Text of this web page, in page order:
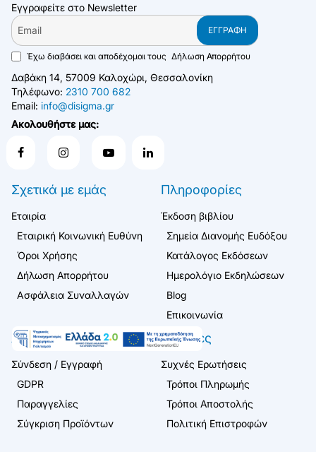
Εγγραφείτε στο Newsletter
Email
ΕΓΓΡΑΦΉ
Έχω διαβάσει και αποδέχομαι τους Δήλωση Απορρήτου
Δαβάκη 14, 57009 Καλοχώρι, Θεσσαλονίκη
Τηλέφωνο: 2310 700 682
Email: info@disigma.gr
Ακολουθήστε μας:
Σχετικά με εμάς
Εταιρία
Εταιρική Κοινωνική Ευθύνη
Όροι Χρήσης
Δήλωση Απορρήτου
Ασφάλεια Συναλλαγών
Πληροφορίες
Έκδοση βιβλίου
Σημεία Διανομής Ευδόξου
Κατάλογος Εκδόσεων
Ημερολόγιο Εκδηλώσεων
Blog
Επικοινωνία
Λογαριασμός
Σύνδεση / Εγγραφή
GDPR
Παραγγελίες
Σύγκριση Προϊόντων
Πελάτες
Συχνές Ερωτήσεις
Τρόποι Πληρωμής
Τρόποι Αποστολής
Πολιτική Επιστροφών